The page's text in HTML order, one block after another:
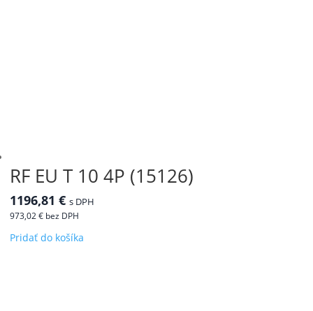
RF EU T 10 4P (15126)
1196,81 € s DPH
973,02€ bez DPH
Pridať do košíka